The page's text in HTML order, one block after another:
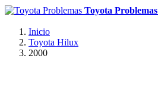
Toyota Problemas
Inicio
Toyota Hilux
2000